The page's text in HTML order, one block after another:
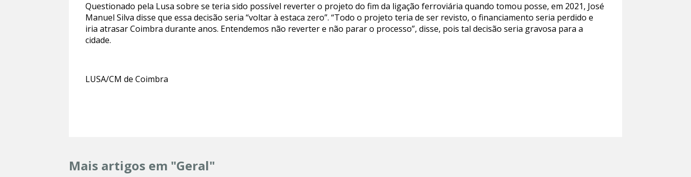
Questionado pela Lusa sobre se teria sido possível reverter o projeto do fim da ligação ferroviária quando tomou posse, em 2021, José
Manuel Silva disse que essa decisão seria “voltar à estaca zero”. “Todo o projeto teria de ser revisto, o financiamento seria perdido e
iria atrasar Coimbra durante anos. Entendemos não reverter e não parar o processo”, disse, pois tal decisão seria gravosa para a
cidade.
LUSA/CM de Coimbra
Mais artigos em "Geral"